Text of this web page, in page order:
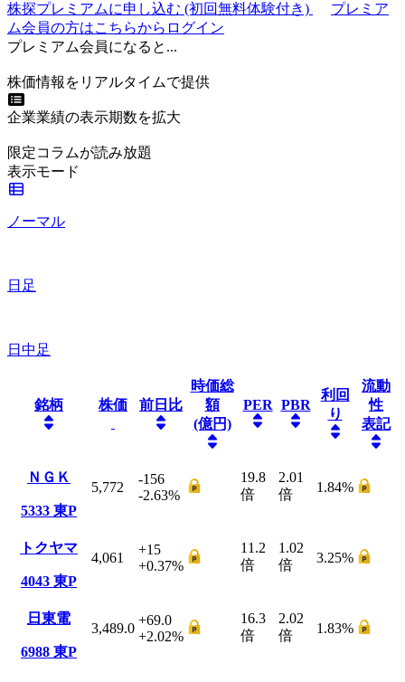
株探プレミアムに申し込む (初回無料体験付き)
プレミア
ム会員の方はこちらからログイン
プレミアム会員になると...
株価情報をリアルタイムで提供
企業業績の表示期数を拡大
限定コラムが読み放題
表示モード
ノーマル
日足
日中足
銘柄 株価 前日比
時価総
額
(億円)
PER PBR
利回
り
流動
性
表記
ＮＧＫ
5333 東P
5,772
-156
-2.63%
19.8
倍
2.01
倍
1.84%
トクヤマ
4043 東P
4,061
+15
+0.37%
11.2
倍
1.02
倍
3.25%
日東電
6988 東P
3,489.0
+69.0
+2.02%
16.3
倍
2.02
倍
1.83%